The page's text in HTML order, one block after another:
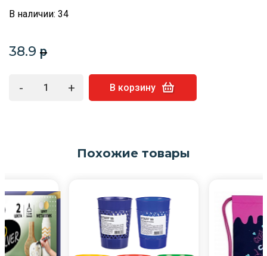
В наличии: 34
38.9 p
- + В корзину
Похожие товары